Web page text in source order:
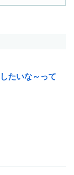
たいな～って